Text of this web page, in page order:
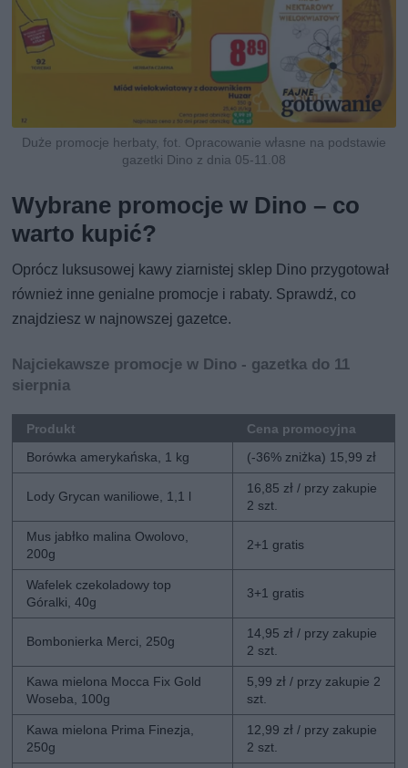
Duże promocje herbaty, fot. Opracowanie własne na podstawie
gazetki Dino z dnia 05-11.08
Wybrane promocje w Dino – co
warto kupić?
Oprócz luksusowej kawy ziarnistej sklep Dino przygotował
również inne genialne promocje i rabaty. Sprawdź, co
znajdziesz w najnowszej gazetce.
Najciekawsze promocje w Dino - gazetka do 11
sierpnia
Produkt
Cena promocyjna
Borówka amerykańska, 1 kg
(-36% zniżka) 15,99 zł
Lody Grycan waniliowe, 1,1 l
16,85 zł / przy zakupie
2 szt.
Mus jabłko malina Owolovo,
200g
2+1 gratis
Wafelek czekoladowy top
Góralki, 40g
3+1 gratis
Bombonierka Merci, 250g
14,95 zł / przy zakupie
2 szt.
Kawa mielona Mocca Fix Gold
Woseba, 100g
5,99 zł / przy zakupie 2
szt.
Kawa mielona Prima Finezja,
250g
12,99 zł / przy zakupie
2 szt.